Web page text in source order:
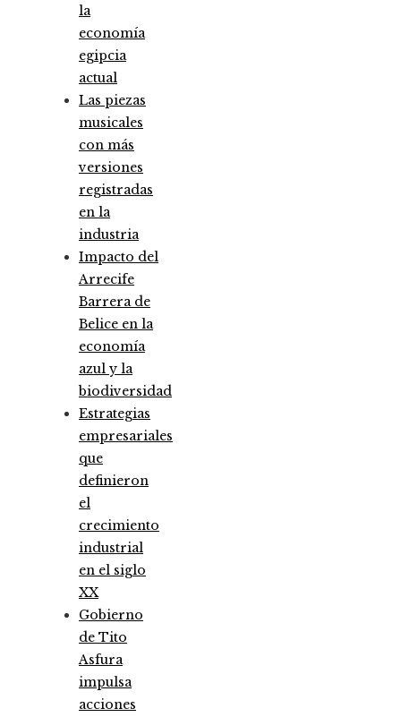
la
economía
egipcia
actual
Las piezas
musicales
con más
versiones
registradas
en la
industria
Impacto del
Arrecife
Barrera de
Belice en la
economía
azul y la
biodiversidad
Estrategias
empresariales
que
definieron
el
crecimiento
industrial
en el siglo
XX
Gobierno
de Tito
Asfura
impulsa
acciones